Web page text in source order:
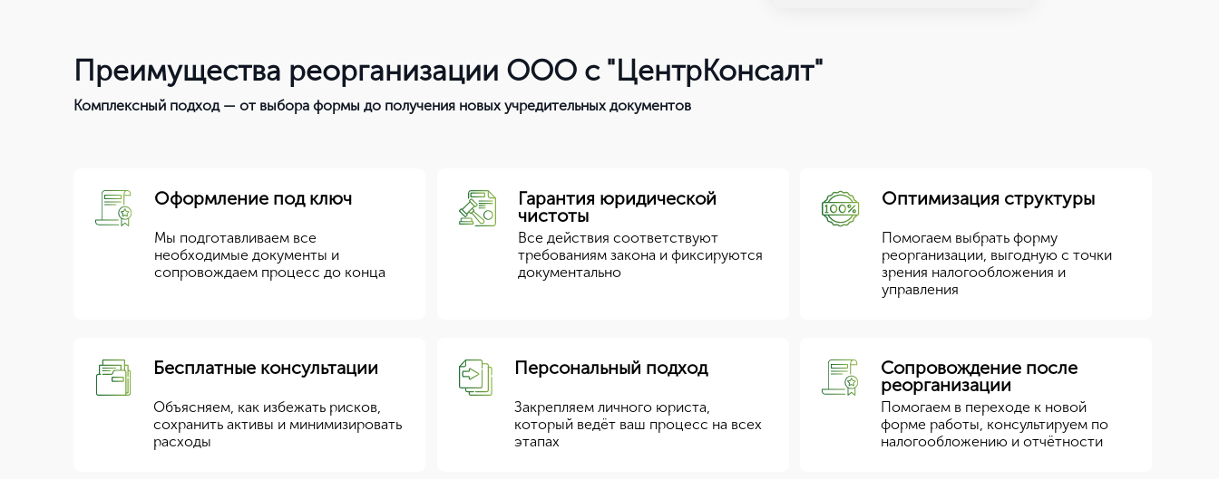
Преимущества реорганизации ООО с "ЦентрКонсалт"
Комплексный подход — от выбора формы до получения новых учредительных документов
Оформление под ключ
Мы подготавливаем все
необходимые документы и
сопровождаем процесс до конца
Гарантия юридической
чистоты
Все действия соответствуют
требованиям закона и фиксируются
документально
Оптимизация структуры
Помогаем выбрать форму
реорганизации, выгодную с точки
зрения налогообложения и
управления
Бесплатные консультации
Объясняем, как избежать рисков,
сохранить активы и минимизировать
расходы
Персональный подход
Закрепляем личного юриста,
который ведёт ваш процесс на всех
этапах
Сопровождение после
реорганизации
Помогаем в переходе к новой
форме работы, консультируем по
налогообложению и отчётности